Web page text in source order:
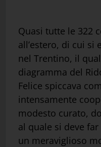
Quasi tutte le 322
all’estero, di cui si
nel Trentino, il
diagramma del
Felice spiccava
intensamente
modesto curato,
al quale si deve
un meraviglioso